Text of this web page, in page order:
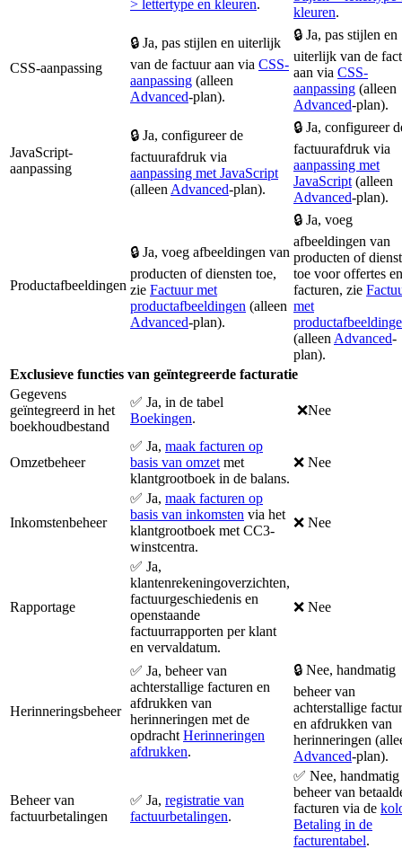
> lettertype en kleuren.
kleuren.
CSS-aanpassing
🔒 Ja, pas stijlen en uiterlijk
van de factuur aan via CSS-
aanpassing (alleen
Advanced-plan).
🔒 Ja, pas stijlen en
uiterlijk van de
aan via CSS-
aanpassing (alleen
Advanced-plan).
JavaScript-
aanpassing
🔒 Ja, configureer de
factuurafdruk via
aanpassing met JavaScript
(alleen Advanced-plan).
🔒 Ja, configureer
factuurafdruk via
aanpassing met
JavaScript (alleen
Advanced-plan).
Productafbeeldingen
🔒 Ja, voeg afbeeldingen van
producten of diensten toe,
zie Factuur met
productafbeeldingen (alleen
Advanced-plan).
🔒 Ja, voeg
afbeeldingen van
producten of
toe voor offertes en
facturen, zie
met
(alleen Advanced-
plan).
Exclusieve functies van geïntegreerde facturatie
Gegevens
geïntegreerd in het
boekhoudbestand
✅ Ja, in de tabel
Boekingen.
❌Nee
Omzetbeheer
✅ Ja, maak facturen op
basis van omzet met
klantgrootboek in de balans.
❌ Nee
Inkomstenbeheer
✅ Ja, maak facturen op
basis van inkomsten via het
klantgrootboek met CC3-
winstcentra.
❌ Nee
Rapportage
✅ Ja,
klantenrekeningoverzichten,
factuurgeschiedenis en
openstaande
factuurrapporten per klant
en vervaldatum.
❌ Nee
Herinneringsbeheer
✅ Ja, beheer van
achterstallige facturen en
afdrukken van
herinneringen met de
opdracht Herinneringen
afdrukken.
🔒 Nee, handmatig
beheer van
achterstallige
en afdrukken van
herinneringen
Advanced-plan).
Beheer van
factuurbetalingen
✅ Ja, registratie van
factuurbetalingen.
✅ Nee, handmatig
beheer van
facturen via de
Betaling in de
facturentabel.